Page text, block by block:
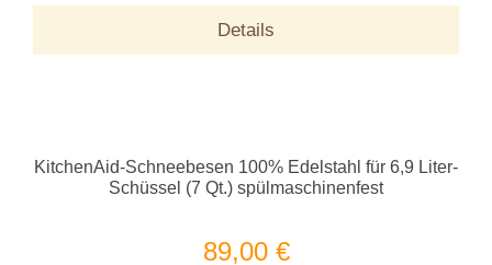
Details